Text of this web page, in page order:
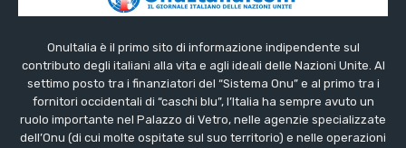
OnuItalia è il primo sito di informazione indipendente sul
contributo degli italiani alla vita e agli ideali delle Nazioni Unite. Al
settimo posto tra i finanziatori del “Sistema Onu” e al primo tra i
fornitori occidentali di “caschi blu”, l’Italia ha sempre avuto un
ruolo importante nel Palazzo di Vetro, nelle agenzie specializzate
dell’Onu (di cui molte ospitate sul suo territorio) e nelle operazioni